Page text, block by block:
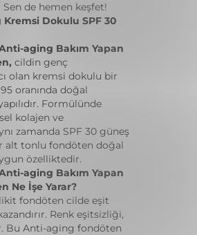
de hemen keşfet!
Dokulu SPF 30
aging Bakım Yapan
cildin genç
olan kremsi dokulu bir
oranında doğal
Formülünde
kolajen ve
zamanda SPF 30 güneş
alt tonlu fondöten doğal
özelliktedir.
aging Bakım Yapan
Ne İşe Yarar?
fondöten cilde eşit
Renk eşitsizliği,
Bu Anti-aging fondöten